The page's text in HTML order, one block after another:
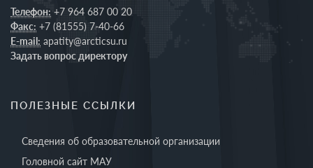
Телефон: +7 964 687 00 20
Факс: +7 (81555) 7-40-66
E-mail: apatity@arcticsu.ru
Задать вопрос директору
ПОЛЕЗНЫЕ ССЫЛКИ
Сведения об образовательной организации
Головной сайт МАУ